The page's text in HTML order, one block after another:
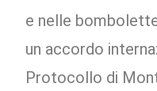
e nelle
un accordo
Protocollo di